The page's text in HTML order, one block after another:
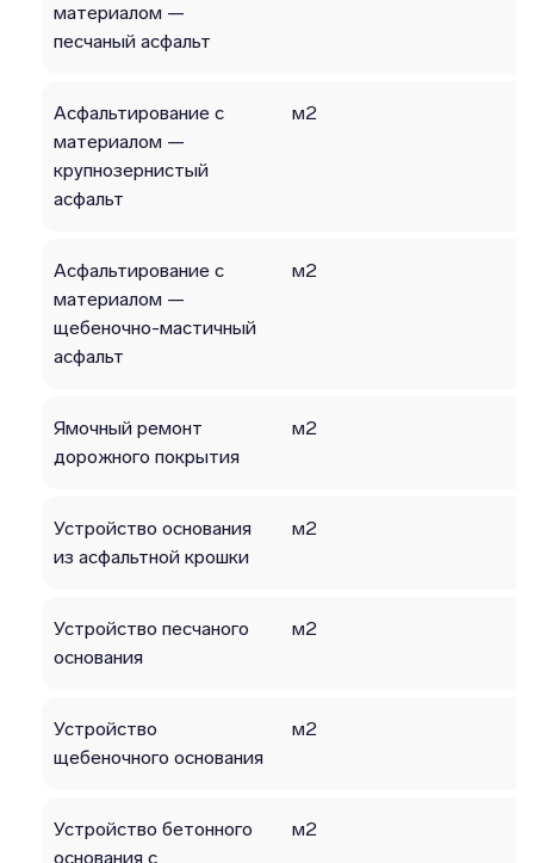
материалом —
песчаный асфальт
Асфальтирование с
материалом —
крупнозернистый
асфальт
м2
Асфальтирование с
материалом —
щебеночно-мастичный
асфальт
м2
Ямочный ремонт
дорожного покрытия
м2
Устройство основания
из асфальтной крошки
м2
Устройство песчаного
основания
м2
Устройство
щебеночного основания
м2
Устройство бетонного
основания с
м2